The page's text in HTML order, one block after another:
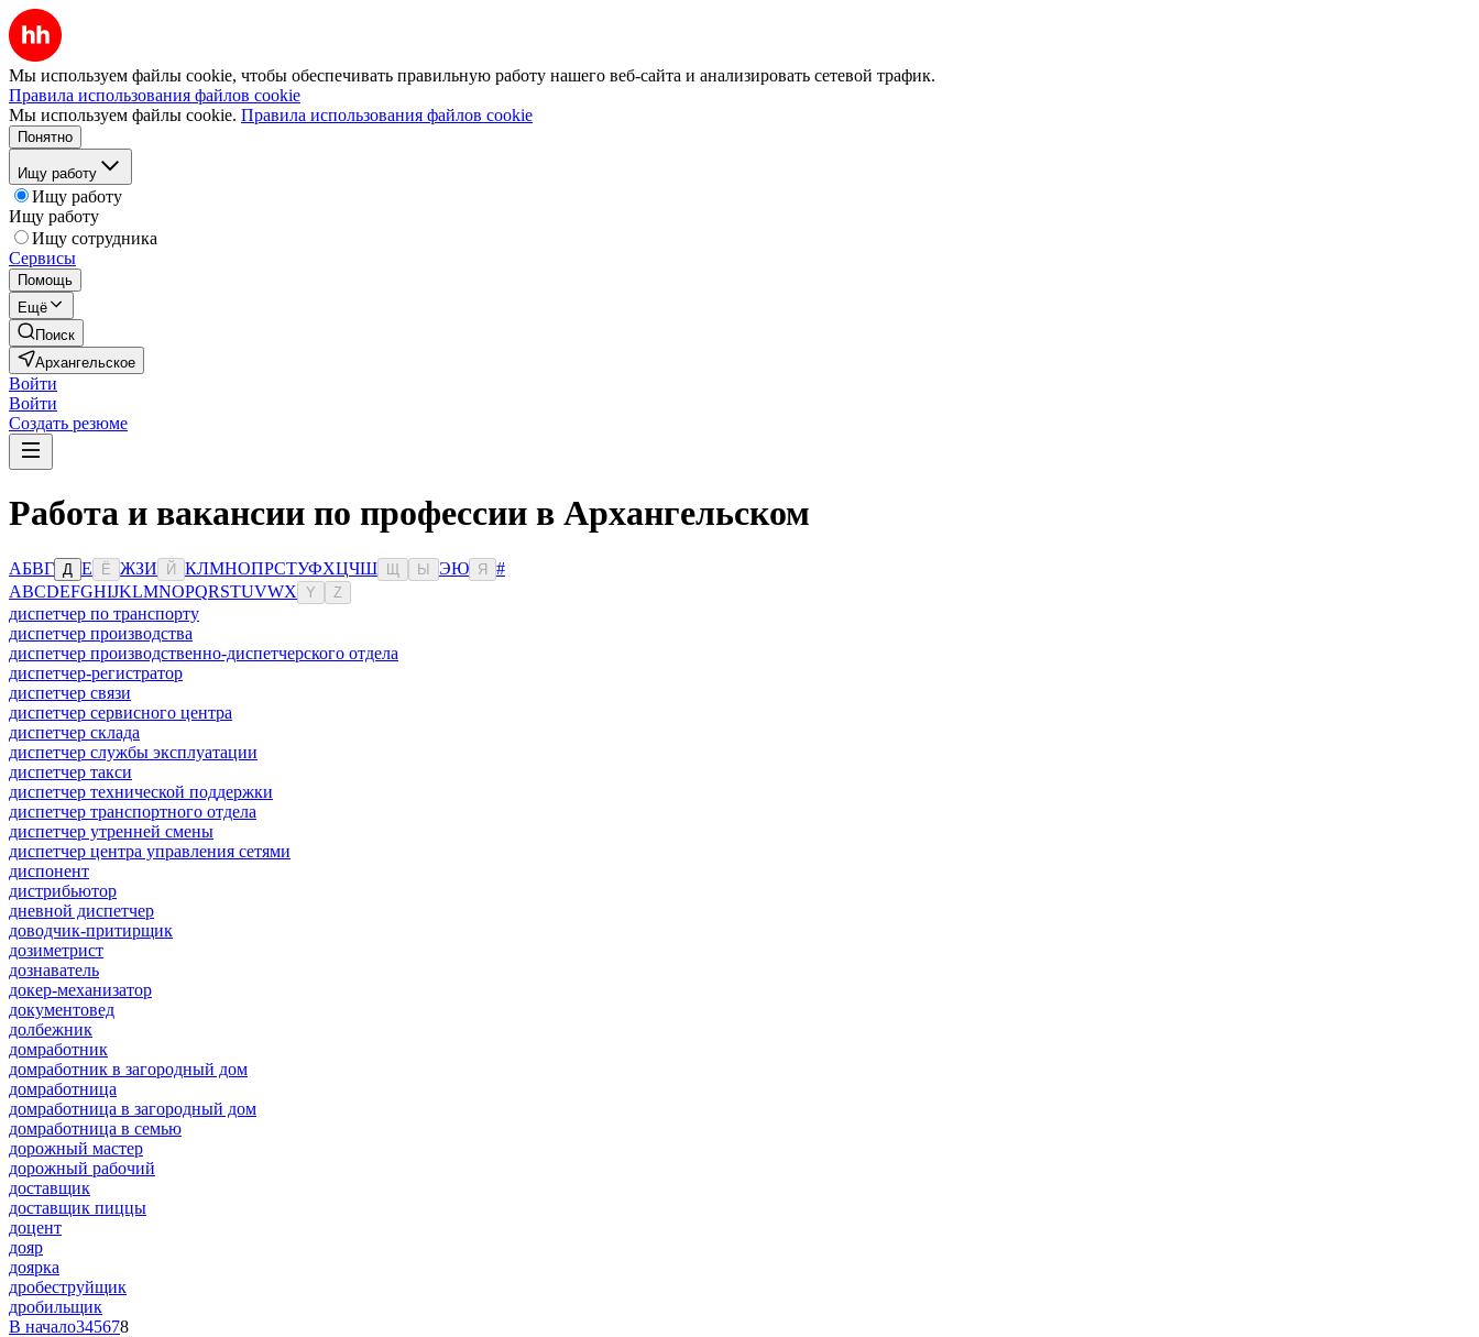
Мы используем файлы cookie, чтобы обеспечивать правильную работу нашего веб-сайта и анализировать сетевой трафик.
Правила использования файлов cookie
Мы используем файлы cookie. Правила использования файлов cookie
Понятно
Ищу работу
Ищу работу
Ищу работу
Ищу сотрудника
Сервисы
Помощь
Ещё
Поиск
Архангельское
Войти
Войти
Создать резюме
Работа и вакансии по профессии в Архангельском
АБВГ Д Е Ё ЖЗИ Й КЛМНОПРСТУФХЦЧШ Ы ЭЮ Я
#
ABCDEFGHIJKLMNOPQRSTUVWX Y Z
диспетчер по транспорту
диспетчер производства
диспетчер производственно-диспетчерского отдела
диспетчер-регистратор
диспетчер связи
диспетчер сервисного центра
диспетчер склада
диспетчер службы эксплуатации
диспетчер такси
диспетчер технической поддержки
диспетчер транспортного отдела
диспетчер утренней смены
диспетчер центра управления сетями
диспонент
дистрибьютор
дневной диспетчер
доводчик-притирщик
дозиметрист
дознаватель
докер-механизатор
документовед
долбежник
домработник
домработник в загородный дом
домработница
домработница в загородный дом
домработница в семью
дорожный мастер
дорожный рабочий
доставщик
доставщик пиццы
доцент
дояр
доярка
дробеструйщик
дробильщик
В начало345678